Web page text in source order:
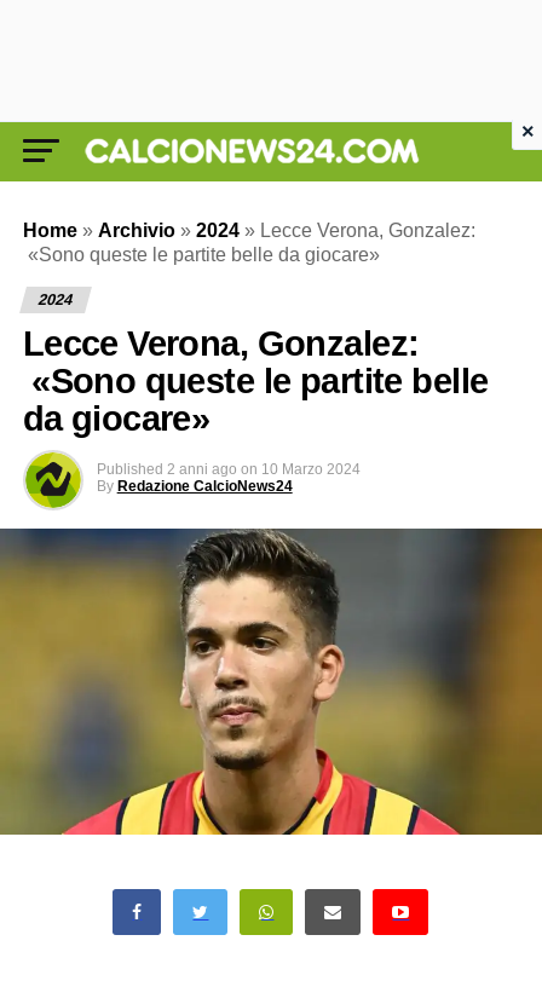
Home » Archivio » 2024 » Lecce Verona, Gonzalez:
«Sono queste le partite belle da giocare»
2024
Lecce Verona, Gonzalez:
«Sono queste le partite belle
da giocare»
Published 2 anni ago on 10 Marzo 2024
By Redazione CalcioNews24
×